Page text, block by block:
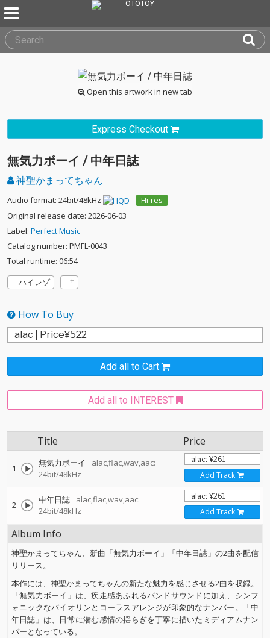
Open this artwork in new tab
Express Checkout
無気力ボーイ / 中年日誌
神聖かまってちゃん
Audio format: 24bit/48kHz
Hi-res
Original release date: 2026-06-03
Label: Perfect Music
Catalog number: PMFL-0043
Total runtime: 06:54
ハイレゾ
How To Buy
Add all to Cart
Add all to INTEREST
Title Price
1 無気力ボーイ
alac,flac,wav,aac:
24bit/48kHz
Add Track
2 中年日誌
alac,flac,wav,aac:
24bit/48kHz
Add Track
Album Info
神聖かまってちゃん、新曲「無気力ボーイ」「中年日誌」の2曲を配信
リリース。
本作には、神聖かまってちゃんの新たな魅力を感じさせる2曲を収録。
「無気力ボーイ」は、疾走感あふれるバンドサウンドに加え、シンフ
ォニックなバイオリンとコーラスアレンジが印象的なナンバー。「中
年日誌」は、日常に潜む感情の揺らぎを丁寧に描いたミディアムナン
バーとなっている。